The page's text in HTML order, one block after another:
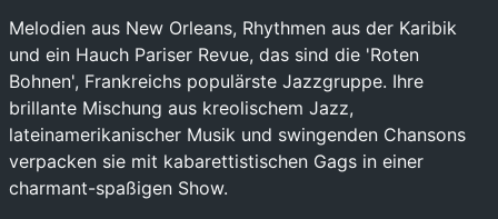
Melodien aus New Orleans, Rhythmen aus der Karibik
und ein Hauch Pariser Revue, das sind die 'Roten
Bohnen', Frankreichs populärste Jazzgruppe. Ihre
brillante Mischung aus kreolischem Jazz,
lateinamerikanischer Musik und swingenden Chansons
verpacken sie mit kabarettistischen Gags in einer
charmant-spaßigen Show.